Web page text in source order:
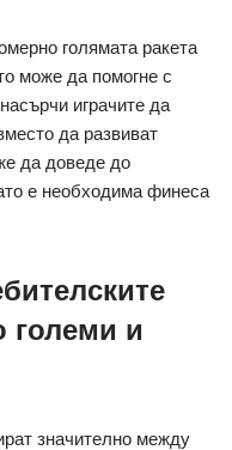
голямата ракета
може да помогне с
играчите да
да развиват
да доведе до
е необходима финеса
големи и
значително между